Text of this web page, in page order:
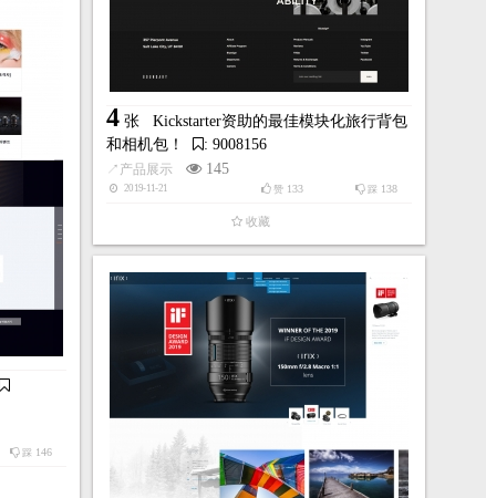
踩 146
4 张 Kickstarter资助的最佳模块化旅行背包
和相机包！
: 9008156
↗ 产品展示 145
2019-11-21 踩 138
赞 133
收藏